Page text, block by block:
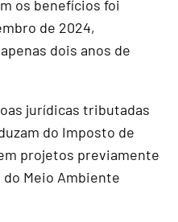
os benefícios foi
de 2024,
dois anos de
jurídicas tributadas
do Imposto de
projetos previamente
Meio Ambiente